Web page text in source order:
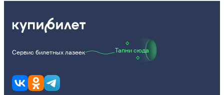
Сервис билетных лазеек Тапни сюда